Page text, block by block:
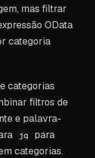
mas filtrar
OData
categoria
categorias
filtros de
e palavra-
jq
para
categorias.